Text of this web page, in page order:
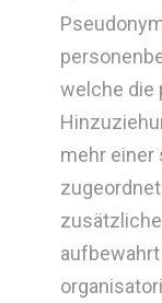
welche die
mehr